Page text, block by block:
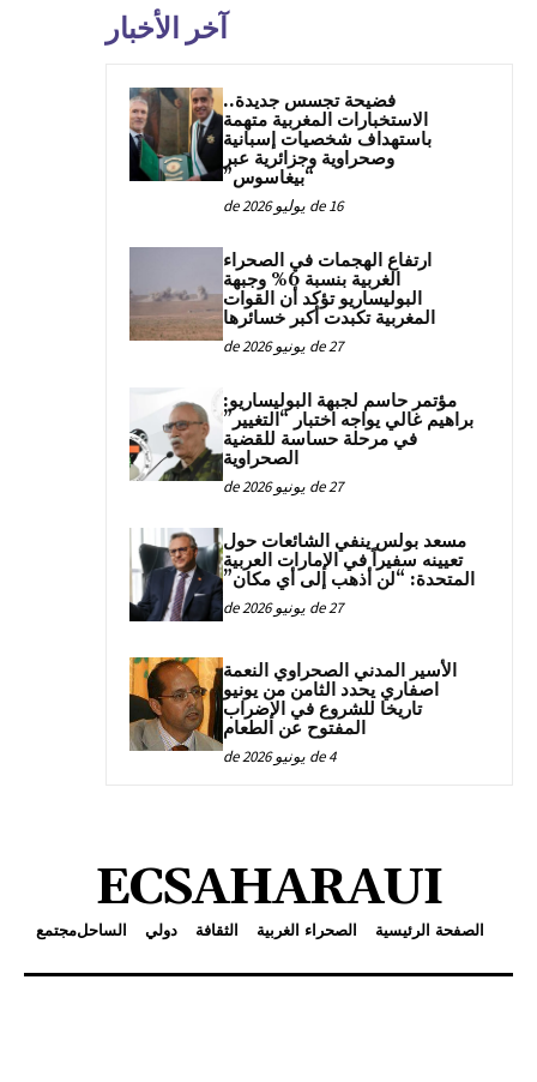
آخر الأخبار
فضيحة تجسس جديدة..
الاستخبارات المغربية متهمة
باستهداف شخصيات إسبانية
وصحراوية وجزائرية عبر
“بيغاسوس”
16 de يوليو de 2026
ارتفاع الهجمات في الصحراء
الغربية بنسبة 6% وجبهة
البوليساريو تؤكد أن القوات
المغربية تكبدت أكبر خسائرها
27 de يونيو de 2026
مؤتمر حاسم لجبهة البوليساريو:
براهيم غالي يواجه اختبار “التغيير”
في مرحلة حساسة للقضية
الصحراوية
27 de يونيو de 2026
مسعد بولس ينفي الشائعات حول
تعيينه سفيراً في الإمارات العربية
المتحدة: “لن أذهب إلى أي مكان”
27 de يونيو de 2026
الأسير المدني الصحراوي النعمة
اصفاري يحدد الثامن من يونيو
تاريخا للشروع في الإضراب
المفتوح عن الطعام
4 de يونيو de 2026
ECSAHARAUI
الصفحة الرئيسية الصحراء الغربية الثقافة دولي الساحلمجتمع